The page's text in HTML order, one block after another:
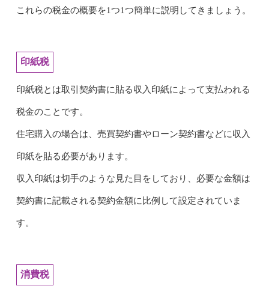
これらの税金の概要を1つ1つ簡単に説明してきましょう。
印紙税
印紙税とは取引契約書に貼る収入印紙によって支払われる
税金のことです。
住宅購入の場合は、売買契約書やローン契約書などに収入
印紙を貼る必要があります。
収入印紙は切手のような見た目をしており、必要な金額は
契約書に記載される契約金額に比例して設定されていま
す。
消費税